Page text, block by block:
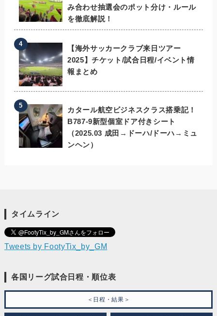
み合わせ抽選会のポット分け・ルール
を徹底解説！
【海外サッカークラブ来日ツアー
2025】チケット/試合日程/イベント情
報まとめ
カタール航空ビジネスクラス搭乗記！
B787-9新型個室ドア付きシート
（2025.03 成田→ドーハ/ドーハ→ミュ
ンヘン）
タイムライン
Tweets by FootyTix_by_GM
各国リーグ試合日程・順位表
＜日程・結果＞